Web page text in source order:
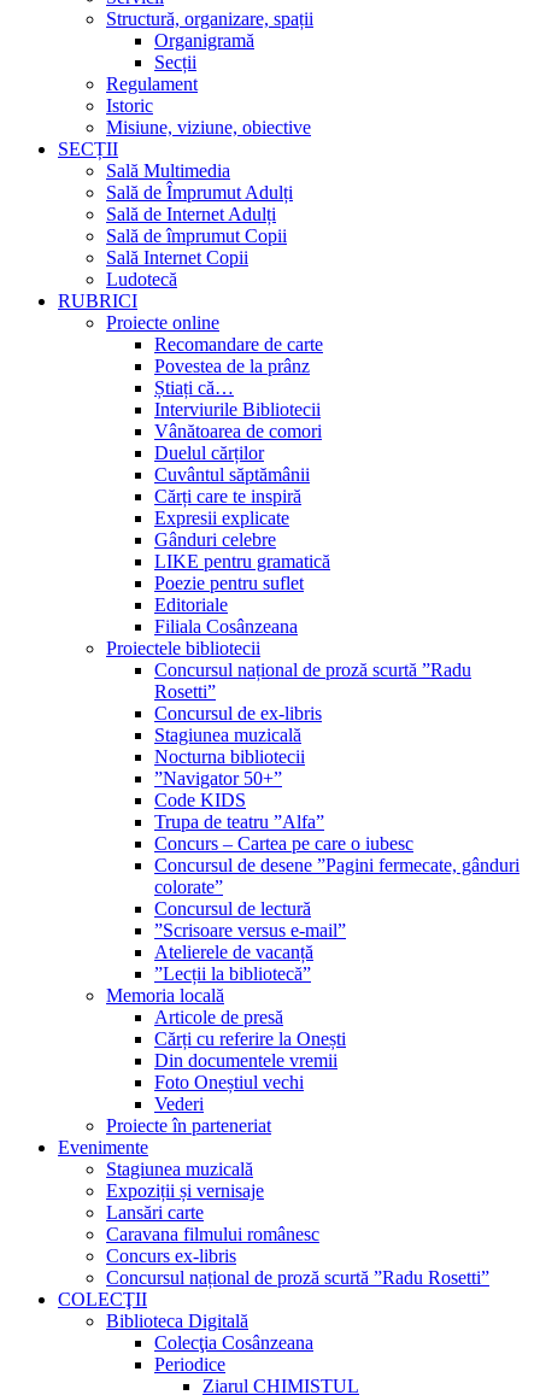
Structură, organizare, spații
Organigramă
Secții
Regulament
Istoric
Misiune, viziune, obiective
SECȚII
Sală Multimedia
Sală de Împrumut Adulți
Sală de Internet Adulți
Sală de împrumut Copii
Sală Internet Copii
Ludotecă
RUBRICI
Proiecte online
Recomandare de carte
Povestea de la prânz
Știați că…
Interviurile Bibliotecii
Vânătoarea de comori
Duelul cărților
Cuvântul săptămânii
Cărți care te inspiră
Expresii explicate
Gânduri celebre
LIKE pentru gramatică
Poezie pentru suflet
Editoriale
Filiala Cosânzeana
Proiectele bibliotecii
Concursul național de proză scurtă ”Radu
Rosetti”
Concursul de ex-libris
Stagiunea muzicală
Nocturna bibliotecii
”Navigator 50+”
Code KIDS
Trupa de teatru ”Alfa”
Concurs – Cartea pe care o iubesc
Concursul de desene ”Pagini fermecate, gânduri
colorate”
Concursul de lectură
”Scrisoare versus e-mail”
Atelierele de vacanță
”Lecții la bibliotecă”
Memoria locală
Articole de presă
Cărți cu referire la Onești
Din documentele vremii
Foto Oneștiul vechi
Vederi
Proiecte în parteneriat
Evenimente
Stagiunea muzicală
Expoziții și vernisaje
Lansări carte
Caravana filmului românesc
Concurs ex-libris
Concursul național de proză scurtă ”Radu Rosetti”
COLECŢII
Biblioteca Digitală
Colecţia Cosânzeana
Periodice
Ziarul CHIMISTUL